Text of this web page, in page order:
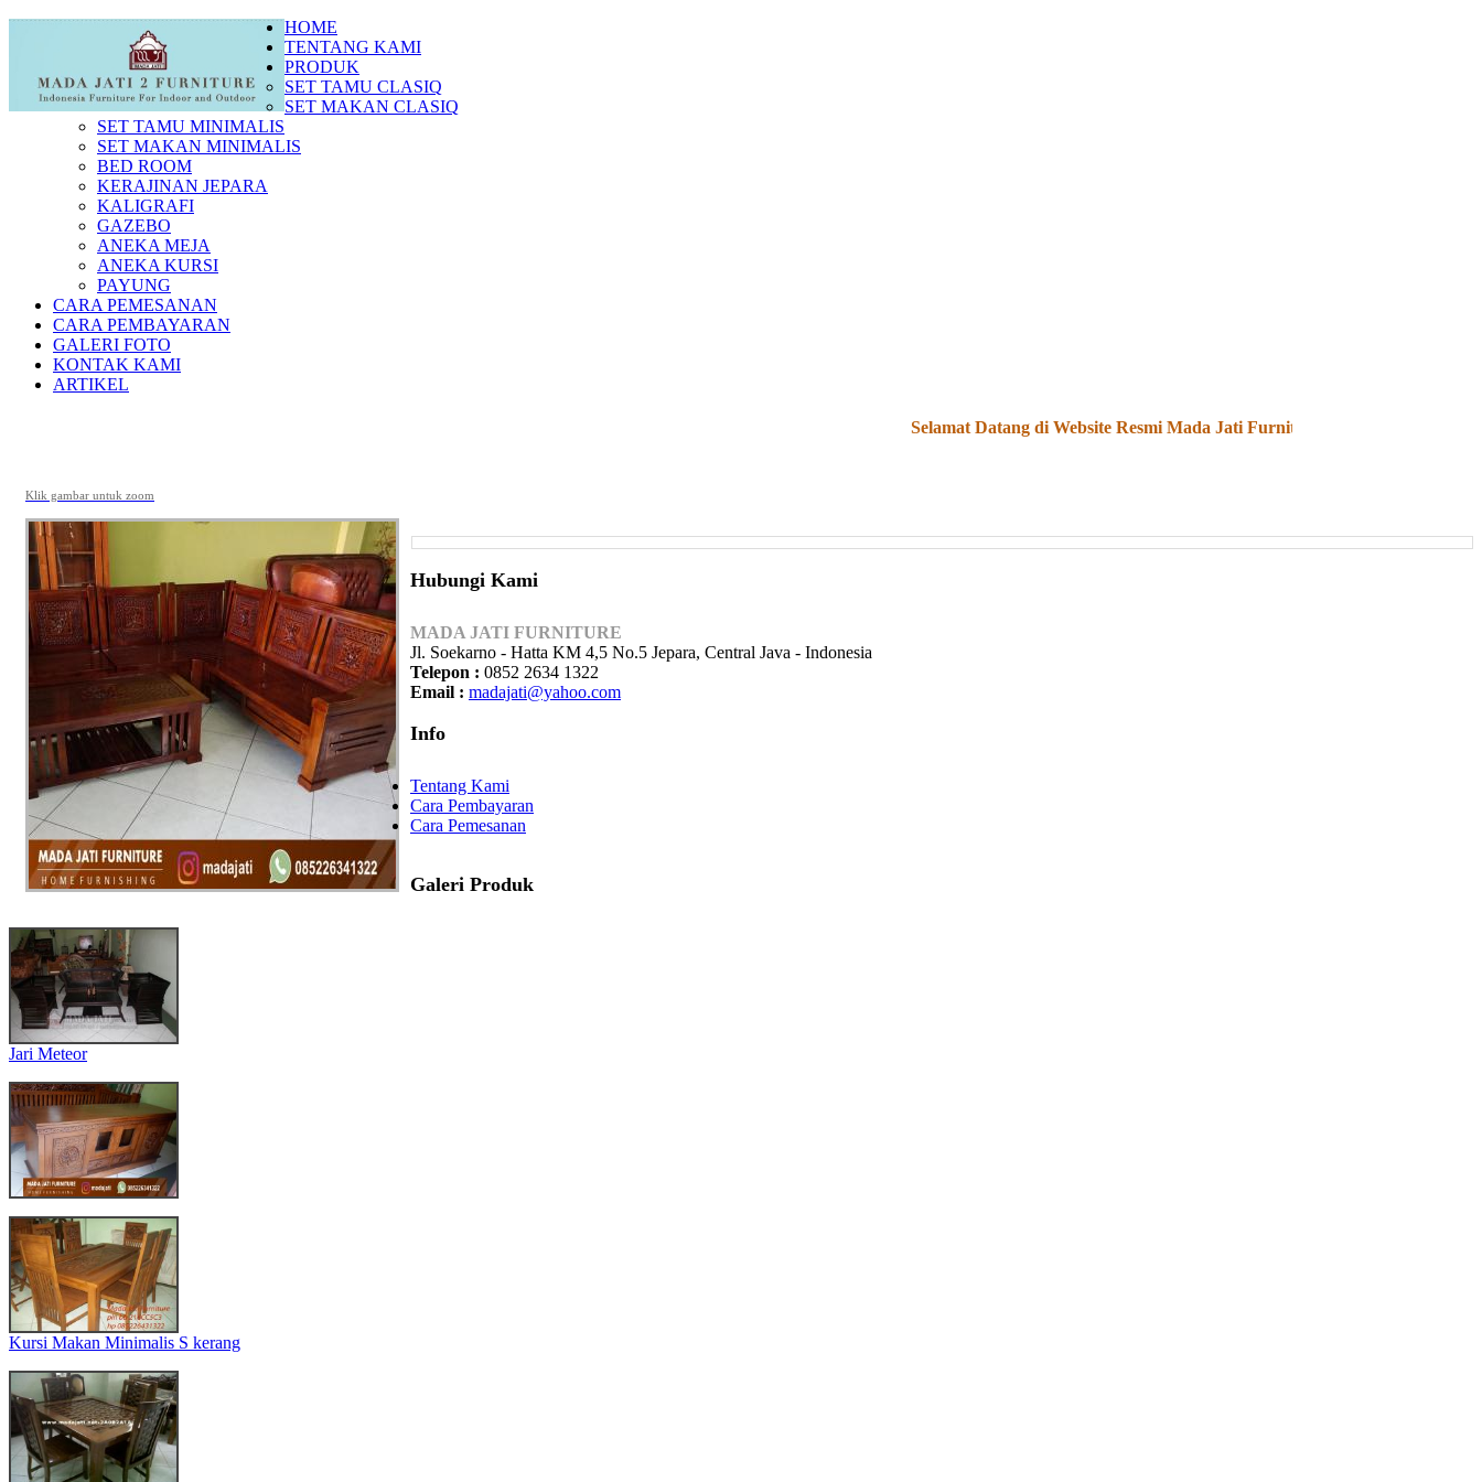
HOME
TENTANG KAMI
PRODUK
SET TAMU CLASIQ
SET MAKAN CLASIQ
SET TAMU MINIMALIS
SET MAKAN MINIMALIS
BED ROOM
KERAJINAN JEPARA
KALIGRAFI
GAZEBO
ANEKA MEJA
ANEKA KURSI
PAYUNG
CARA PEMESANAN
CARA PEMBAYARAN
GALERI FOTO
KONTAK KAMI
ARTIKEL
Selamat Datang di Website Resmi Mada Jati Furniture - Kami Menjual dan
Klik gambar untuk zoom
Hubungi Kami
MADA JATI FURNITURE
Jl. Soekarno - Hatta KM 4,5 No.5 Jepara, Central Java - Indonesia
Telepon : 0852 2634 1322
Email : madajati@yahoo.com
Info
Tentang Kami
Cara Pembayaran
Cara Pemesanan
Galeri Produk
Jari Meteor
Kursi Makan Minimalis S kerang